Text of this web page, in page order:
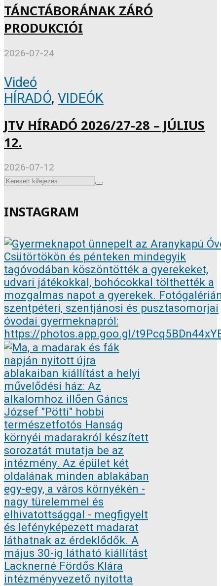
TÁNCTÁBORÁNAK ZÁRÓ
PRODUKCIÓI
2026-07-24
Videó
HÍRADÓ, VIDEÓK
JTV HÍRADÓ 2026/27-28 – JÚLIUS
12.
2026-07-12
INSTAGRAM